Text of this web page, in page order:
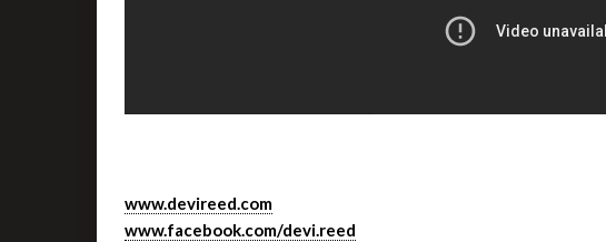
www.devireed.com
www.facebook.com/devi.reed